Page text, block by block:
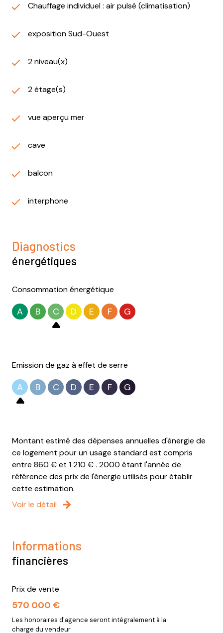
Chauffage individuel : air pulsé (climatisation)
exposition Sud-Ouest
2 niveau(x)
2 étage(s)
vue aperçu mer
cave
balcon
interphone
Diagnostics
énergétiques
Consommation énergétique
A B C D E F G
Emission de gaz à effet de serre
A B C D E F G
Montant estimé des dépenses annuelles d'énergie de
ce logement pour un usage standard est compris
entre 860 € et 1 210 € . 2000 étant l'année de
référence des prix de l'énergie utilisés pour établir
cette estimation.
Voir le détail
Informations
financières
Prix de vente
570 000 €
Les honoraires d'agence seront intégralement à la
charge du vendeur